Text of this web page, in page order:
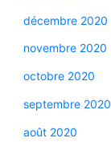
décembre 2020
novembre 2020
octobre 2020
septembre 2020
août 2020